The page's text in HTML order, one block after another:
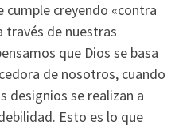
cumple creyendo «contra
través de nuestras
que Dios se basa
de nosotros, cuando
designios se realizan a
Esto es lo que